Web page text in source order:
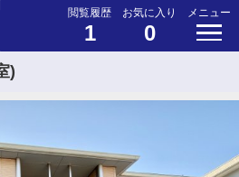
閲覧履歴
1
お気に入り
0
メニュー
)